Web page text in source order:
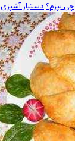
چی بپزم؟دستیار آشپزی